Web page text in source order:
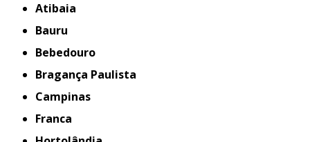
Atibaia
Bauru
Bebedouro
Bragança Paulista
Campinas
Franca